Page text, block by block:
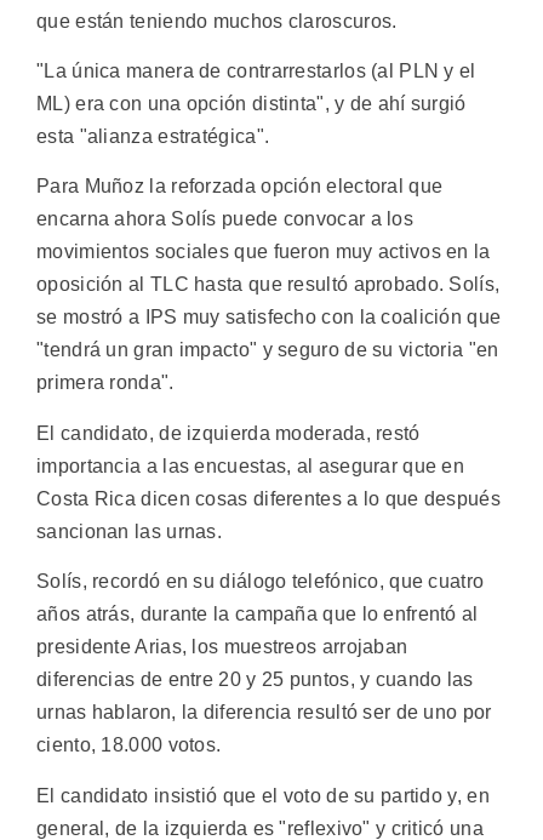
que están teniendo muchos claroscuros.
"La única manera de contrarrestarlos (al PLN y el
ML) era con una opción distinta", y de ahí surgió
esta "alianza estratégica".
Para Muñoz la reforzada opción electoral que
encarna ahora Solís puede convocar a los
movimientos sociales que fueron muy activos en la
oposición al TLC hasta que resultó aprobado. Solís,
se mostró a IPS muy satisfecho con la coalición que
"tendrá un gran impacto" y seguro de su victoria "en
primera ronda".
El candidato, de izquierda moderada, restó
importancia a las encuestas, al asegurar que en
Costa Rica dicen cosas diferentes a lo que después
sancionan las urnas.
Solís, recordó en su diálogo telefónico, que cuatro
años atrás, durante la campaña que lo enfrentó al
presidente Arias, los muestreos arrojaban
diferencias de entre 20 y 25 puntos, y cuando las
urnas hablaron, la diferencia resultó ser de uno por
ciento, 18.000 votos.
El candidato insistió que el voto de su partido y, en
general, de la izquierda es "reflexivo" y criticó una